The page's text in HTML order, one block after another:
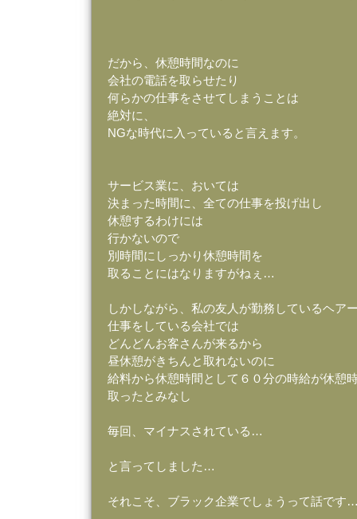
だから、休憩時間なのに
会社の電話を取らせたり
何らかの仕事をさせてしまうことは
絶対に、
NGな時代に入っていると言えます。
サービス業に、おいては
決まった時間に、全ての仕事を投げ出し
休憩するわけには
行かないので
別時間にしっかり休憩時間を
取ることにはなりますがねぇ…
しかしながら、私の友人が勤務しているヘア
仕事をしている会社では
どんどんお客さんが来るから
昼休憩がきちんと取れないのに
給料から休憩時間として６０分の時給が休憩
取ったとみなし
毎回、マイナスされている…
と言ってしました…
それこそ、ブラック企業でしょうって話です